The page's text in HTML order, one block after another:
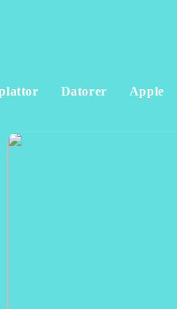
Datorer Apple